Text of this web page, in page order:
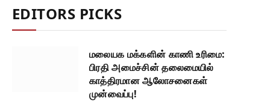
EDITORS PICKS
மலையக மக்களின் காணி உரிமை:
பிரதி அமைச்சின் தலைமையில்
காத்திரமான ஆலோசனைகள்
முன்வைப்பு!